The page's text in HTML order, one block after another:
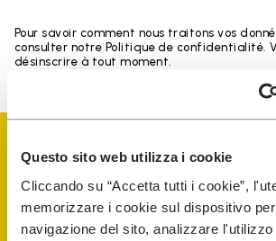
Questo sito web utilizza i cookie
Cliccando su “Accetta tutti i cookie”,
memorizzare i cookie sul dispositivo
navigazione del sito, analizzare
Pour savoir comment nous traitons vos
consulter notre Politique de confidentialité.
désinscrire à tout moment.
Vibram Events